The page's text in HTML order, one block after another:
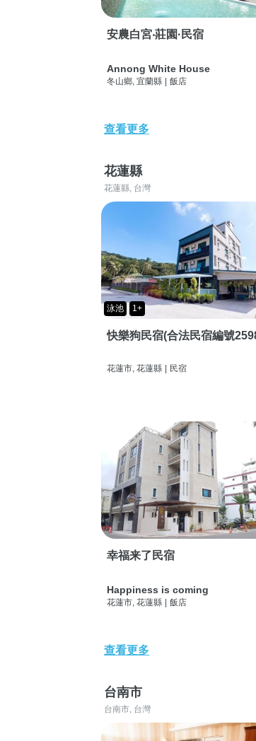
安農白宮‧莊園·民宿
Annong White House
冬山鄉, 宜蘭縣 | 飯店
查看更多
花蓮縣
花蓮縣, 台灣
泳池 1+
快樂狗民宿(合法民宿編號
花蓮市, 花蓮縣 | 民宿
幸福来了民宿
Happiness is coming
花蓮市, 花蓮縣 飯店
查看更多
台南市
台南市, 台灣